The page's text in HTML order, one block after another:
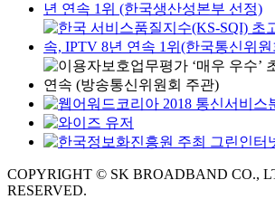
COPYRIGHT © SK BROADBAND CO.,
RESERVED.